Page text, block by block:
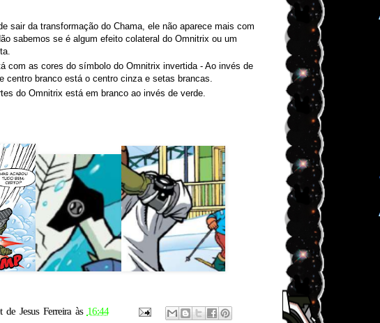
sair da transformação do Chama, ele não aparece mais com
sabemos se é algum efeito colateral do Omnitrix ou um
com as cores do símbolo do Omnitrix invertida - Ao invés de
centro branco está o centro cinza e setas brancas.
do Omnitrix está em branco ao invés de verde.
de Jesus Ferreira às 16:44